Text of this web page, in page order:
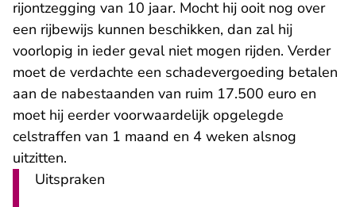
rijontzegging van 10 jaar. Mocht hij ooit nog over
een rijbewijs kunnen beschikken, dan zal hij
voorlopig in ieder geval niet mogen rijden. Verder
moet de verdachte een schadevergoeding betalen
aan de nabestaanden van ruim 17.500 euro en
moet hij eerder voorwaardelijk opgelegde
celstraffen van 1 maand en 4 weken alsnog
uitzitten.
Uitspraken